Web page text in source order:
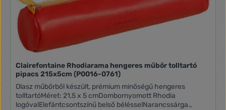
Clairefontaine Rhodiarama hengeres műbőr tolltartó
pipacs 215x5cm (P0016-0761)
Olasz műbőrből készült, prémium minőségű hengeres
tolltartóMéret: 21,5 x 5 cmDombornyomott Rhodia
logóvalElefántcsontszínű belső bélésselNarancssárga